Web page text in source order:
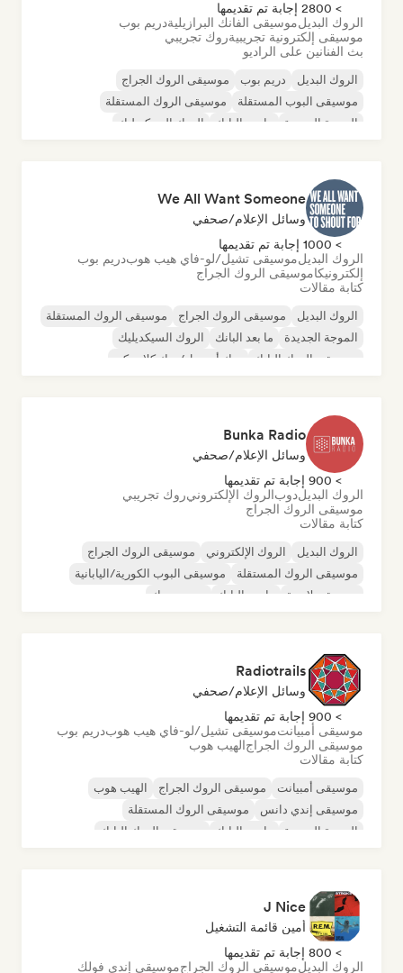
> 2800 إجابة تم تقديمها
الروك البديلموسيقى الفانك البرازيليةدريم بوب
موسيقى إلكترونية تجريبيةروك تجريبي
بث الفنانين على الراديو
الروك البديل دريم بوب
موسيقى الروك الجراج
موسيقى البوب المستقلة
موسيقى الروك المستقلة
الموجة الجديدة
ما بعد البانك الروك السيكديليك
We All Want Someone
وسائل الإعلام/صحفي
> 1000 إجابة تم تقديمها
الروك البديلموسيقى تشيل/لو-فاي هيب هوبدريم بوب
إلكترونيكاموسيقى الروك الجراج
كتابة مقالات
الروك البديل موسيقى الروك الجراج
موسيقى الروك المستقلة
الموجة الجديدة
ما بعد البانك
الروك السيكديليك
موسيقى الروك البانك
روك أند رول/روك كلاسيكي
Bunka Radio
وسائل الإعلام/صحفي
> 900 إجابة تم تقديمها
الروك البديلدوبالروك الإلكترونيروك تجريبي
موسيقى الروك الجراج
كتابة مقالات
الروك البديل الروك الإلكتروني
موسيقى الروك الجراج
موسيقى الروك المستقلة
موسيقى البوب الكورية/اليابانية
موسيقى لاتينية
ما بعد البانك بوست روك
Radiotrails
وسائل الإعلام/صحفي
> 900 إجابة تم تقديمها
موسيقى أمبيانتموسيقى تشيل/لو-فاي هيب هوبدريم بوب
موسيقى الروك الجراجالهيب هوب
كتابة مقالات
موسيقى أمبيانت موسيقى الروك الجراج
الهيب هوب
موسيقى إندي دانس
موسيقى الروك المستقلة
الموجة الجديدة
ما بعد البانك موسيقى الروك البانك
J Nice
أمين قائمة التشغيل
> 800 إجابة تم تقديمها
الروك البديلموسيقى الروك الجراجموسيقى إندي فولك